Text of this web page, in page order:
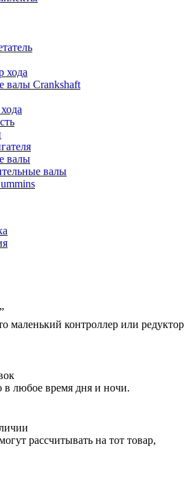
хода
валы Crankshaft
валы
валы
маленький контроллер или редуктор
любое время дня и ночи.
рассчитывать на тот товар,